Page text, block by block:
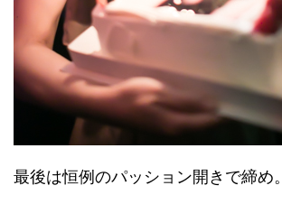
最後は恒例のパッション開きで締め。